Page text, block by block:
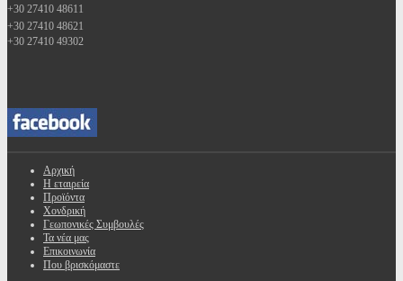
+30 27410 48611
+30 27410 48621
+30 27410 49302
Αρχική
Η εταιρεία
Προϊόντα
Χονδρική
Γεωπονικές Συμβουλές
Τα νέα μας
Επικοινωνία
Που βρισκόμαστε